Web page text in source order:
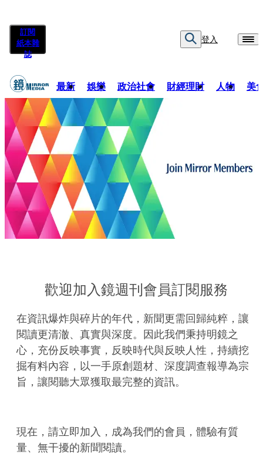
訂閱
紙本雜
誌
登入
最新 娛樂 政治社會 財經理財 人物 美
歡迎加入鏡週刊會員訂閱服務
在資訊爆炸與碎片的年代，新聞更需回歸純粹，讓
閱讀更清澈、真實與深度。因此我們秉持明鏡之
心，充份反映事實，反映時代與反映人性，持續挖
掘有料內容，以一手原創題材、深度調查報導為宗
旨，讓閱聽大眾獲取最完整的資訊。
現在，請立即加入，成為我們的會員，體驗有質
量、無干擾的新聞閱讀。